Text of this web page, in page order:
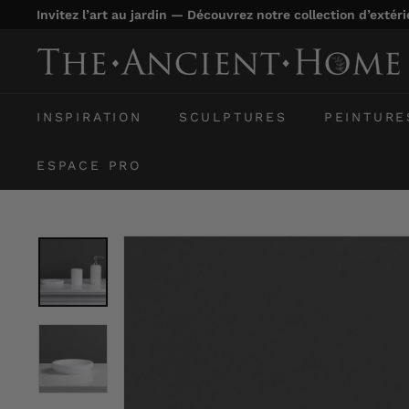
Passer
contenuPause
Invitez l’art au jardin — Découvrez notre collection
T
e
n
c
e
t
H
m
e
INSPIRATION SCULPTURES
ESPACE PRO